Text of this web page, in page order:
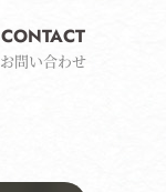
CONTACT
お問い合わせ